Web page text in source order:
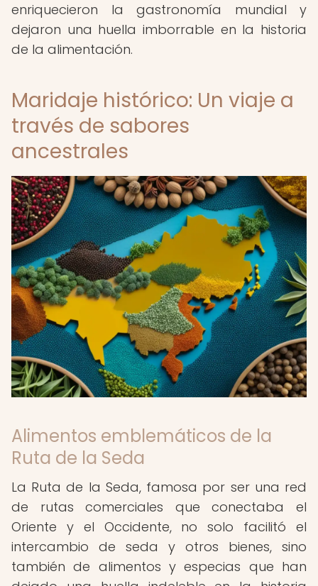
enriquecieron la gastronomía mundial y
dejaron una huella imborrable en la historia
de la alimentación.
Maridaje histórico: Un viaje a
través de sabores
ancestrales
Alimentos emblemáticos de la
Ruta de la Seda
La Ruta de la Seda, famosa por ser una red
de rutas comerciales que conectaba el
Oriente y el Occidente, no solo facilitó el
intercambio de seda y otros bienes, sino
también de alimentos y especias que han